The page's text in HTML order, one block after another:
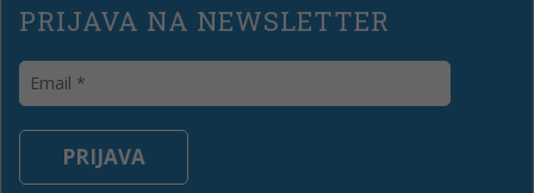
PRIJAVA NA NEWSLETTER